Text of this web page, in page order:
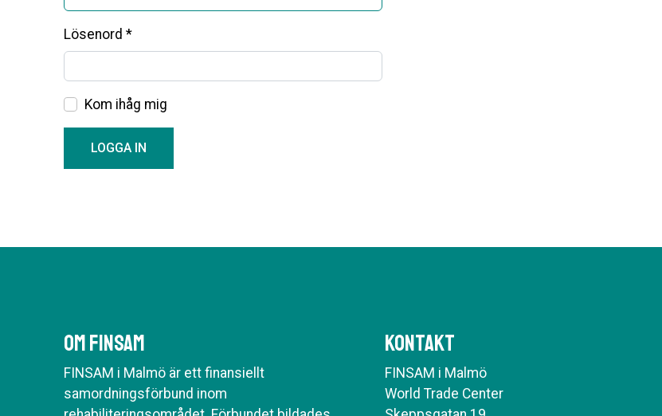
Lösenord *
Kom ihåg mig
LOGGA IN
Om Finsam
FINSAM i Malmö är ett finansiellt
samordningsförbund inom
Kontakt
FINSAM i Malmö
World Trade Center